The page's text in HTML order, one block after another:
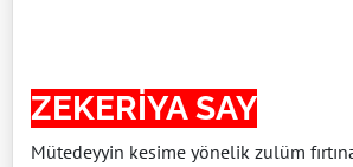
ZEKERİYA SAY
Mütedeyyin kesime yönelik zulüm